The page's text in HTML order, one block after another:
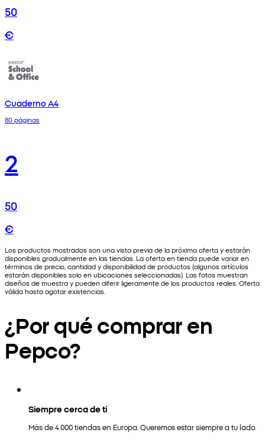
50
€
Cuaderno A4
80 páginas
2
50
€
Los productos mostrados son una vista previa de la próxima oferta y estarán
disponibles gradualmente en las tiendas. La oferta en tienda puede variar en
términos de precio, cantidad y disponibilidad de productos (algunos artículos
estarán disponibles solo en ubicaciones seleccionadas). Las fotos muestran
diseños de muestra y pueden diferir ligeramente de los productos reales. Oferta
válida hasta agotar existencias.
¿Por qué comprar en
Pepco?
Siempre cerca de ti
Más de 4.000 tiendas en Europa. Queremos estar siempre a tu lado.